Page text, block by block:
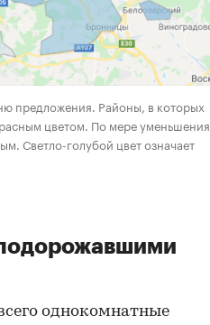
предложения. Районы, в которых
цветом. По мере уменьшения
Светло-голубой цвет означает
однокомнатные